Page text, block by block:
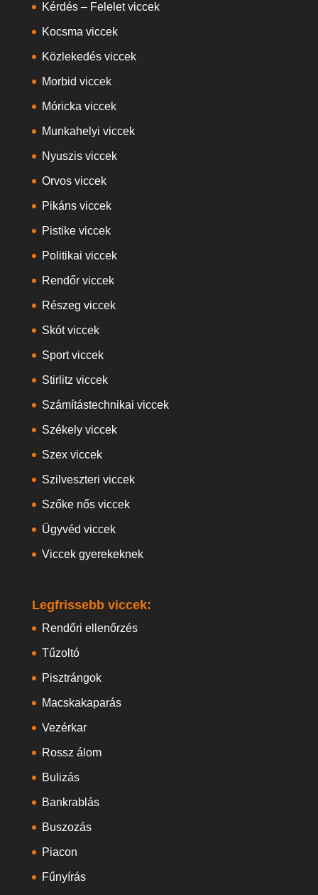
Kérdés – Felelet viccek
Kocsma viccek
Közlekedés viccek
Morbid viccek
Móricka viccek
Munkahelyi viccek
Nyuszis viccek
Orvos viccek
Pikáns viccek
Pistike viccek
Politikai viccek
Rendőr viccek
Részeg viccek
Skót viccek
Sport viccek
Stirlitz viccek
Számítástechnikai viccek
Székely viccek
Szex viccek
Szilveszteri viccek
Szőke nős viccek
Ügyvéd viccek
Viccek gyerekeknek
Legfrissebb viccek:
Rendőri ellenőrzés
Tűzoltó
Pisztrángok
Macskakaparás
Vezérkar
Rossz álom
Bulizás
Bankrablás
Buszozás
Piacon
Fűnyírás